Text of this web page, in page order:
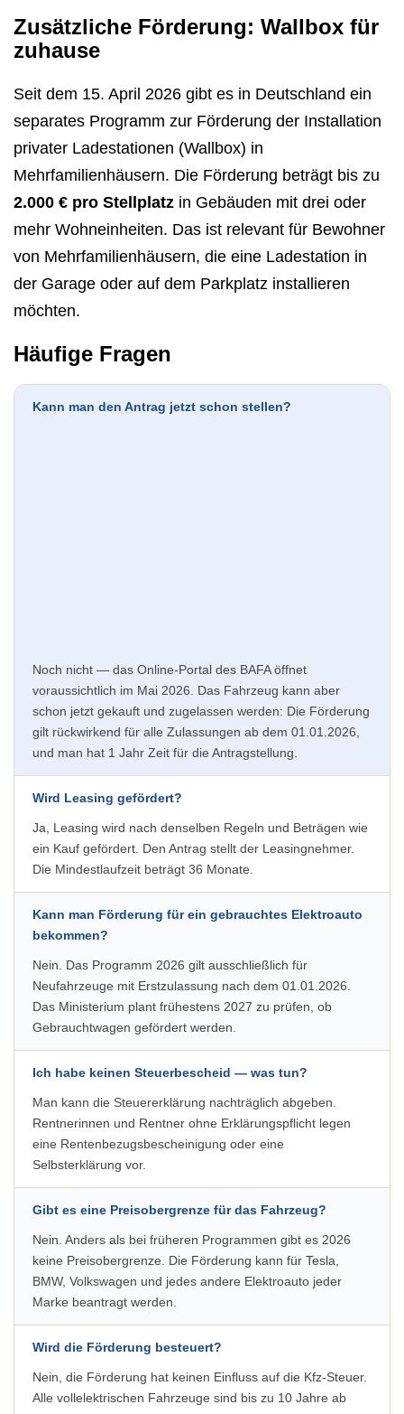
Zusätzliche Förderung: Wallbox für
zuhause
Seit dem 15. April 2026 gibt es in Deutschland ein
separates Programm zur Förderung der Installation
privater Ladestationen (Wallbox) in
Mehrfamilienhäusern. Die Förderung beträgt bis zu
2.000 € pro Stellplatz in Gebäuden mit drei oder
mehr Wohneinheiten. Das ist relevant für Bewohner
von Mehrfamilienhäusern, die eine Ladestation in
der Garage oder auf dem Parkplatz installieren
möchten.
Häufige Fragen
Kann man den Antrag jetzt schon stellen?
Noch nicht — das Online-Portal des BAFA öffnet
voraussichtlich im Mai 2026. Das Fahrzeug kann aber
schon jetzt gekauft und zugelassen werden: Die Förderung
gilt rückwirkend für alle Zulassungen ab dem 01.01.2026,
und man hat 1 Jahr Zeit für die Antragstellung.
Wird Leasing gefördert?
Ja, Leasing wird nach denselben Regeln und Beträgen wie
ein Kauf gefördert. Den Antrag stellt der Leasingnehmer.
Die Mindestlaufzeit beträgt 36 Monate.
Kann man Förderung für ein gebrauchtes Elektroauto
bekommen?
Nein. Das Programm 2026 gilt ausschließlich für
Neufahrzeuge mit Erstzulassung nach dem 01.01.2026.
Das Ministerium plant frühestens 2027 zu prüfen, ob
Gebrauchtwagen gefördert werden.
Ich habe keinen Steuerbescheid — was tun?
Man kann die Steuererklärung nachträglich abgeben.
Rentnerinnen und Rentner ohne Erklärungspflicht legen
eine Rentenbezugsbescheinigung oder eine
Selbsterklärung vor.
Gibt es eine Preisobergrenze für das Fahrzeug?
Nein. Anders als bei früheren Programmen gibt es 2026
keine Preisobergrenze. Die Förderung kann für Tesla,
BMW, Volkswagen und jedes andere Elektroauto jeder
Marke beantragt werden.
Wird die Förderung besteuert?
Nein, die Förderung hat keinen Einfluss auf die Kfz-Steuer.
Alle vollelektrischen Fahrzeuge sind bis zu 10 Jahre ab